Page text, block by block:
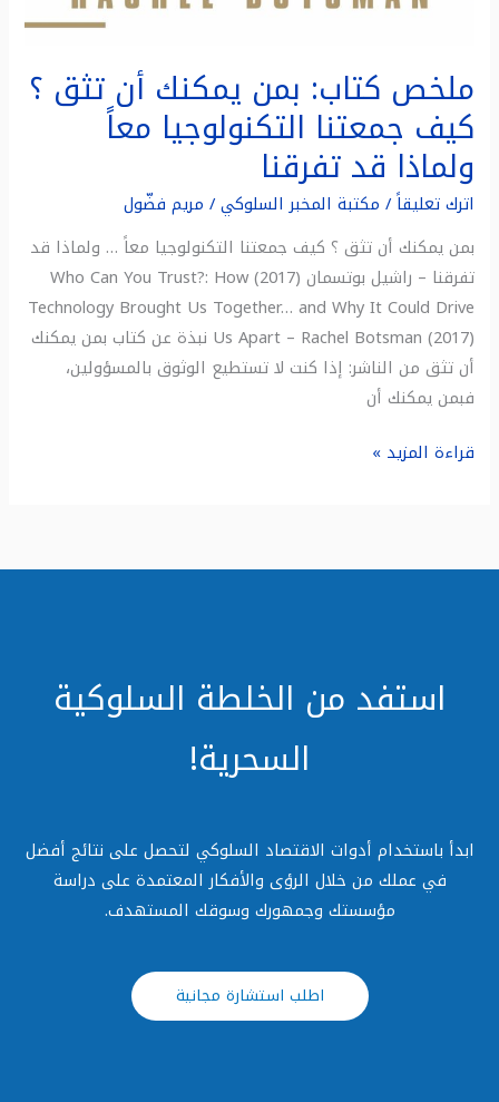
ملخص كتاب: بمن يمكنك أن تثق ؟
كيف جمعتنا التكنولوجيا معاً
ولماذا قد تفرقنا
اترك تعليقاً/ مكتبة المخبر السلوكي/ مريم فضّول
بمن يمكنك أن تثق ؟ كيف جمعتنا التكنولوجيا معاً … ولماذا قد
تفرقنا – راشيل بوتسمان (2017) Who Can You Trust?: How
Technology Brought Us Together… and Why It Could Drive
Us Apart – Rachel Botsman (2017) نبذة عن كتاب بمن يمكنك
أن تثق من الناشر: إذا كنت لا تستطيع الوثوق بالمسؤولين،
فبمن يمكنك أن
قراءة المزيد »
استفد من الخلطة السلوكية
السحرية!
ابدأ باستخدام أدوات الاقتصاد السلوكي لتحصل على نتائج أفضل
في عملك من خلال الرؤى والأفكار المعتمدة على دراسة
مؤسستك وجمهورك وسوقك المستهدف.
اطلب استشارة مجانية